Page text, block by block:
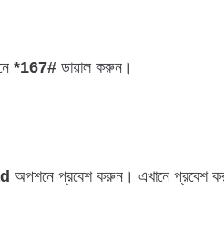
*167# ডায়াল করুন।
অপশনে প্রবেশ করুন। এখানে প্রবেশ